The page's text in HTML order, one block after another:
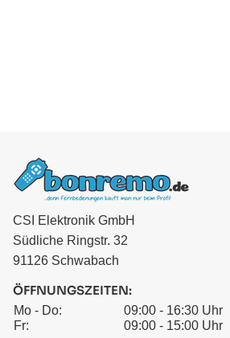
CSI Elektronik GmbH
Südliche Ringstr. 32
91126 Schwabach
ÖFFNUNGSZEITEN:
Mo - Do:
09:00 - 16:30 Uhr
Fr:
09:00 - 15:00 Uhr